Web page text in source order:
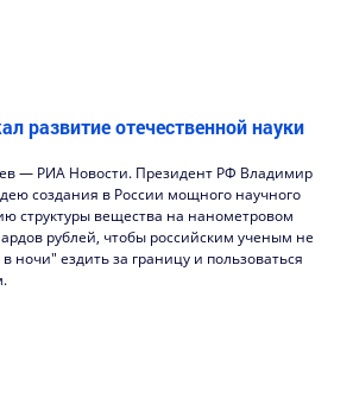
развитие отечественной науки
— РИА Новости. Президент РФ Владимир
создания в России мощного научного
структуры вещества на нанометровом
рублей, чтобы российским ученым не
ночи" ездить за границу и пользоваться